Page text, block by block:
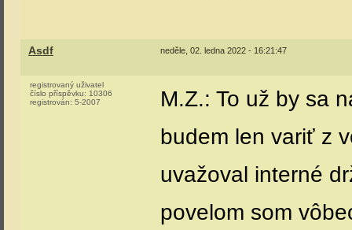
Asdf neděle, 02. ledna 2022 - 16:21:47
registrovaný uživatel
číslo příspěvku: 10306
registrován: 5-2007
M.Z.: To už by sa
budem len variť z
uvažoval interné
povelom som